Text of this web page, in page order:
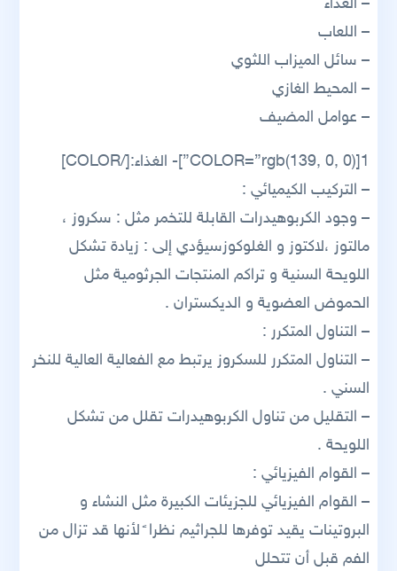
– الغذاء
– اللعاب
– سائل الميزاب اللثوي
– المحيط الغازي
– عوامل المضيف
1[COLOR=”rgb(139, 0, 0)”]- الغذاء:[/COLOR]
– التركيب الكيميائي :
– وجود الكربوهيدرات القابلة للتخمر مثل : سكروز ،
مالتوز ،لاكتوز و الغلوكوزسيؤدي إلى : زيادة تشكل
اللويحة السنية و تراكم المنتجات الجرثومية مثل
الحموض العضوية و الديكستران .
– التناول المتكرر :
– التناول المتكرر للسكروز يرتبط مع الفعالية العالية للنخر
السني .
– التقليل من تناول الكربوهيدرات تقلل من تشكل
اللويحة .
– القوام الفيزيائي :
– القوام الفيزيائي للجزيئات الكبيرة مثل النشاء و
البروتينات يقيد توفرها للجراثيم نظرا ً لأنها قد تزال من
الفم قبل أن تتحلل